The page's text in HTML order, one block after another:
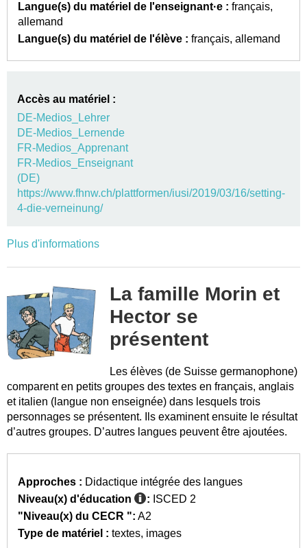
Langue(s) du matériel de l'enseignant·e : français
allemand
Langue(s) du matériel de l'élève : français allemand
Accès au matériel :
DE-Medios_Lehrer
DE-Medios_Lernende
FR-Medios_Apprenant
FR-Medios_Enseignant
(DE)
https://www.fhnw.ch/plattformen/iusi/2019/03/16/setting-
4-die-verneinung/
Plus d'informations
La famille Morin et
Hector se
présentent
Les élèves (de Suisse germanophone)
comparent en petits groupes des textes en français, anglais
et italien (langue non enseignée) dans lesquels trois
personnages se présentent. Ils examinent ensuite le résultat
d’autres groupes. D’autres langues peuvent être ajoutées.
Approches : Didactique intégrée des langues
Niveau(x) d'éducation
: ISCED 2
"Niveau(x) du CECR ": A2
Type de matériel : textes images